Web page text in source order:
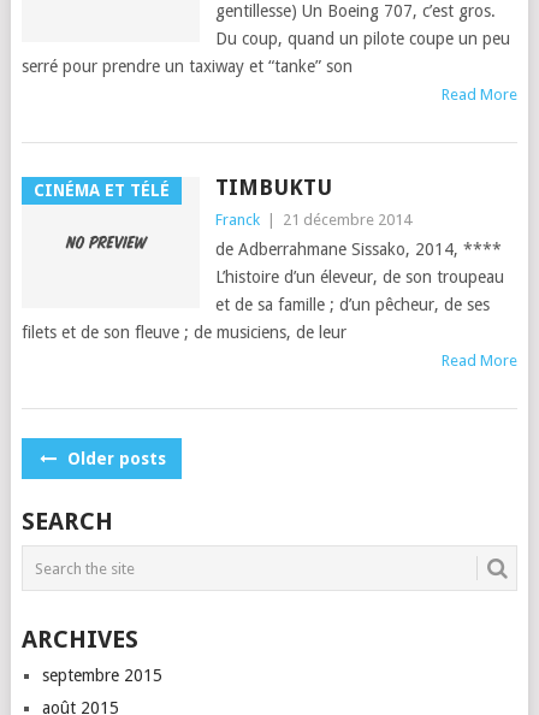
gentillesse) Un Boe­ing 707, c’est gros.
Du coup, quand un pilote coupe un peu
ser­ré pour pren­dre un taxi­way et “tanke” son
Read More
CINÉMA ET TÉLÉ TIMBUKTU
Franck 21 décembre 2014
de Adber­rah­mane Sis­sako, 2014, ****
L’his­toire d’un éleveur, de son trou­peau
et de sa famille ; d’un pêcheur, de ses
filets et de son fleuve ; de musi­ciens, de leur
Read More
POSTS
Older posts
SEARCH
ARCHIVES
septembre 2015
août 2015